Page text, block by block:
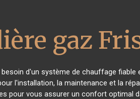
gaz
d'un système de chauffage
l'installation, la maintenance et la
pour vous assurer un confort optimal